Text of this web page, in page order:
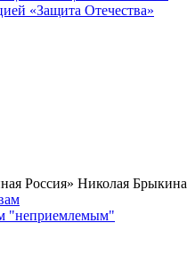
«Защита Отечества»
Россия» Николая Брыкина
"неприемлемым"